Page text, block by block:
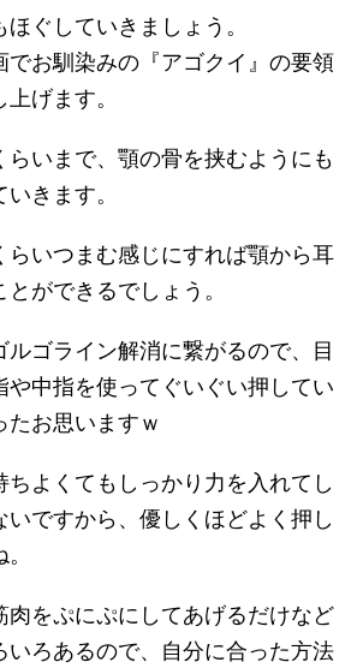
ぐしていきましょう。
でお馴染みの『アゴクイ』の要領
げます。
らいまで、顎の骨を挟むようにも
きます。
らいつまむ感じにすれば顎から耳
ができるでしょう。
ルゴライン解消に繋がるので、目
や中指を使ってぐいぐい押してい
たお思いますｗ
ちよくてもしっかり力を入れてし
いですから、優しくほどよく押し
肉をぷにぷにしてあげるだけなど
いろあるので、自分に合った方法